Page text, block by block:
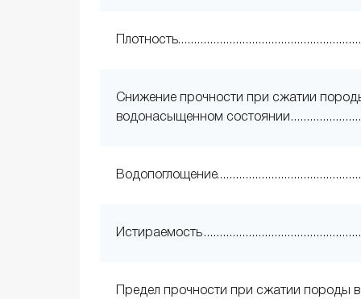
Плотность
Снижение прочности при сжатии
водонасыщенном состоянии
Водопоглощение
Истираемость
Предел прочности при сжатии породы